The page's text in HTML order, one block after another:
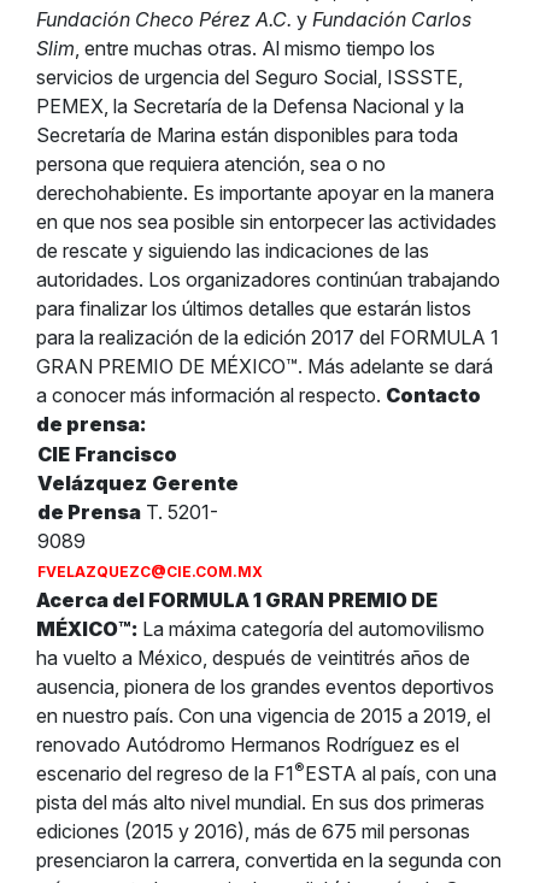
Fundación Checo Pérez A.C. y Fundación Carlos
Slim, entre muchas otras. Al mismo tiempo los
servicios de urgencia del Seguro Social, ISSSTE,
PEMEX, la Secretaría de la Defensa Nacional y la
Secretaría de Marina están disponibles para toda
persona que requiera atención, sea o no
derechohabiente. Es importante apoyar en la manera
en que nos sea posible sin entorpecer las actividades
de rescate y siguiendo las indicaciones de las
autoridades. Los organizadores continúan trabajando
para finalizar los últimos detalles que estarán listos
para la realización de la edición 2017 del FORMULA 1
GRAN PREMIO DE MÉXICO™. Más adelante se dará
a conocer más información al respecto. Contacto
de prensa:
CIE Francisco
Velázquez Gerente
de Prensa T. 5201-
9089
FVELAZQUEZC@CIE.COM.MX
Acerca del FORMULA 1 GRAN PREMIO DE
MÉXICO™: La máxima categoría del automovilismo
ha vuelto a México, después de veintitrés años de
ausencia, pionera de los grandes eventos deportivos
en nuestro país. Con una vigencia de 2015 a 2019, el
renovado Autódromo Hermanos Rodríguez es el
escenario del regreso de la F1®ESTA al país, con una
pista del más alto nivel mundial. En sus dos primeras
ediciones (2015 y 2016), más de 675 mil personas
presenciaron la carrera, convertida en la segunda con